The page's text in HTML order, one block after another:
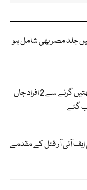
جلد مصر بھی شامل ہو
بارشوں کی تباہی؛ قصور میں چھتیں گرنے سے 2 افراد جاں
ایف آئی آر قتل کے مقدمے